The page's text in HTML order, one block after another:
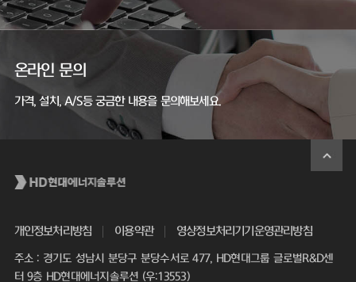
온라인 문의
가격, 설치, A/S등 궁금한 내용을 문의해보세요.
개인정보처리방침 이용약관 영상정보처리기기운영관리방침
주소 : 경기도 성남시 분당구 분당수서로 477, HD현대그룹 글로벌R&D센
터 9층 HD현대에너지솔루션 (우:13553)